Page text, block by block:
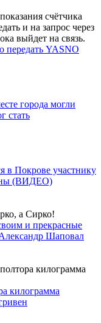
счётчика
и на запрос через
выйдет на связь.
передать YASNO
города могли
стать
в Покрове участнику
(ВИДЕО)
а Сирко!
и прекрасные
Шаповал
килограмма
килограмма